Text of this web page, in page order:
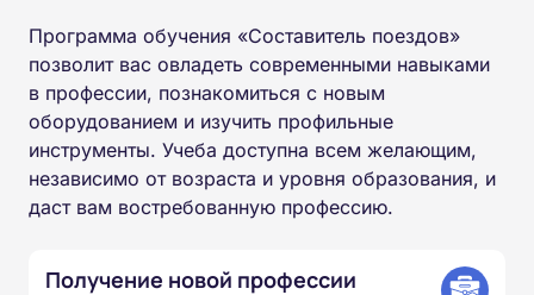
Программа обучения «Составитель поездов»
позволит вас овладеть современными навыками
в профессии, познакомиться с новым
оборудованием и изучить профильные
инструменты. Учеба доступна всем желающим,
независимо от возраста и уровня образования, и
даст вам востребованную профессию.
Получение новой профессии